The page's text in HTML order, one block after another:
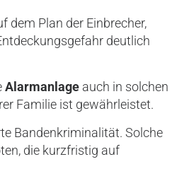
Plan der Einbrecher,
deutlich
Alarmanlageauch in solchen
Familie ist gewährleistet.
Bandenkriminalität. Solche
die kurzfristig auf